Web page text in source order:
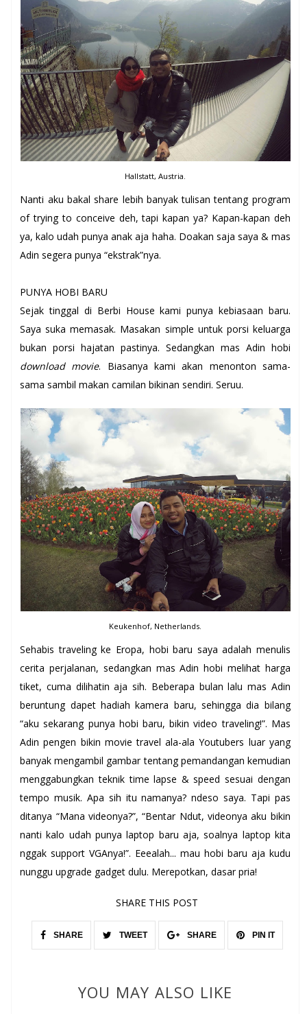
Hallstatt, Austria.
Nanti aku bakal share lebih banyak tulisan tentang program
of trying to conceive deh, tapi kapan ya? Kapan-kapan deh
ya, kalo udah punya anak aja haha. Doakan saja saya & mas
Adin segera punya “ekstrak”nya.
PUNYA HOBI BARU
Sejak tinggal di Berbi House kami punya kebiasaan baru.
Saya suka memasak. Masakan simple untuk porsi keluarga
bukan porsi hajatan pastinya. Sedangkan mas Adin hobi
download movie. Biasanya kami akan menonton sama-
sama sambil makan camilan bikinan sendiri. Seruu.
Keukenhof, Netherlands.
Sehabis traveling ke Eropa, hobi baru saya adalah menulis
cerita perjalanan, sedangkan mas Adin hobi melihat harga
tiket, cuma dilihatin aja sih. Beberapa bulan lalu mas Adin
beruntung dapet hadiah kamera baru, sehingga dia bilang
“aku sekarang punya hobi baru, bikin video traveling!”. Mas
Adin pengen bikin movie travel ala-ala Youtubers luar yang
banyak mengambil gambar tentang pemandangan kemudian
menggabungkan teknik time lapse & speed sesuai dengan
tempo musik. Apa sih itu namanya? ndeso saya. Tapi pas
ditanya “Mana videonya?”, “Bentar Ndut, videonya aku bikin
nanti kalo udah punya laptop baru aja, soalnya laptop kita
nggak support VGAnya!”. Eeealah... mau hobi baru aja kudu
nunggu upgrade gadget dulu. Merepotkan, dasar pria!
SHARE THIS POST
SHARE TWEET SHARE PIN IT
YOU MAY ALSO LIKE